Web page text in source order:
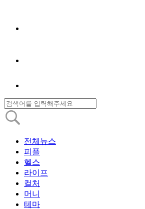
전체뉴스
피플
헬스
라이프
컬처
머니
테마